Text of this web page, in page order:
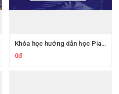
Khóa học hướng dẫn học Piano chuẩn quốc tế pre – Intermadiate
0đ